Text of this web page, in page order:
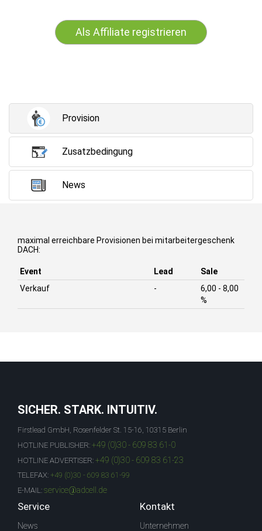
Als Affiliate registrieren
Provision
Zusatzbedingung
News
maximal erreichbare Provisionen bei mitarbeitergeschenk
DACH:
Event Lead
Sale
Verkauf
-
6,00 - 8,00
%
SICHER. STARK. INTUITIV.
Firstlead GmbH, Rosenfelder St. 15-16, 10315 Berlin
HOTLINE PUBLISHER: +49 (0)30 - 609 83 61-0
HOTLINE ADVERTISER: +49 (0)30 - 609 83 61-23
TELEFAX: +49 (0)30 - 609 83 61-99
E-MAIL: service@adcell.de
Service
News
Kontakt
Unternehmen